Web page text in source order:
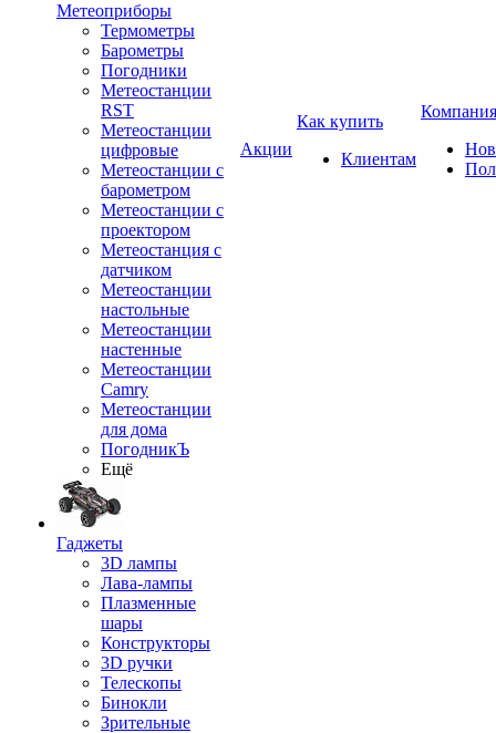
Метеоприборы
Термометры
Барометры
Погодники
Метеостанции
RST
Метеостанции
цифровые
Метеостанции с
барометром
Метеостанции с
проектором
Метеостанция с
датчиком
Метеостанции
настольные
Метеостанции
настенные
Метеостанции
Camry
Метеостанции
для дома
ПогодникЪ
Ещё
Гаджеты
3D лампы
Лава-лампы
Плазменные
шары
Конструкторы
3D ручки
Телескопы
Бинокли
Зрительные
Акции
Как купить
Клиентам
Компания